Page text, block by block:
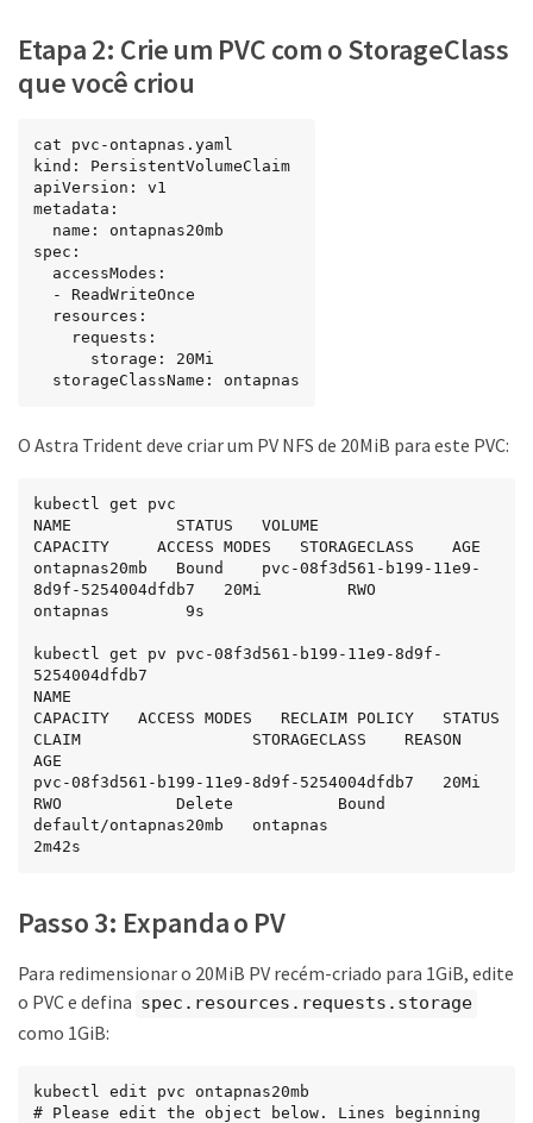
Etapa 2: Crie um PVC com o StorageClass
que você criou
cat pvc-ontapnas.yaml
kind: PersistentVolumeClaim
apiVersion: v1
metadata:
spec:
  storageClassName: ontapnas
O Astra Trident deve criar um PV NFS de 20MiB para este PVC:
kubectl get pvc
NAME           STATUS   VOLUME
CAPACITY     ACCESS MODES   STORAGECLASS    AGE
ontapnas20mb   Bound    pvc-08f3d561-b199-11e9-
8d9f-5254004dfdb7   20Mi         RWO
ontapnas        9s
kubectl get pv pvc-08f3d561-b199-11e9-8d9f-
5254004dfdb7
NAME
CAPACITY   ACCESS MODES   RECLAIM POLICY   STATUS
CLAIM                  STORAGECLASS    REASON
AGE
pvc-08f3d561-b199-11e9-8d9f-5254004dfdb7   20Mi
RWO            Delete           Bound
default/ontapnas20mb   ontapnas
2m42s
Passo 3: Expanda o PV
Para redimensionar o 20MiB PV recém-criado para 1GiB, edite
o PVC e defina spec.resources.requests.storage
como 1GiB:
kubectl edit pvc ontapnas20mb
# Please edit the object below. Lines beginning